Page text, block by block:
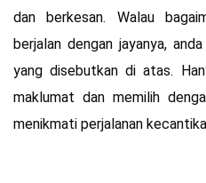
dan berkesan. Walau
berjalan dengan jayanya,
yang disebutkan di atas.
maklumat dan memilih
menikmati perjalanan